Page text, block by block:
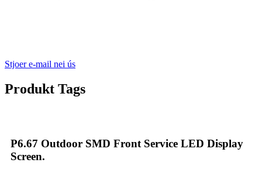
Stjoer e-mail nei ús
Produkt Tags
P6.67 Outdoor SMD Front Service LED Display
Screen.